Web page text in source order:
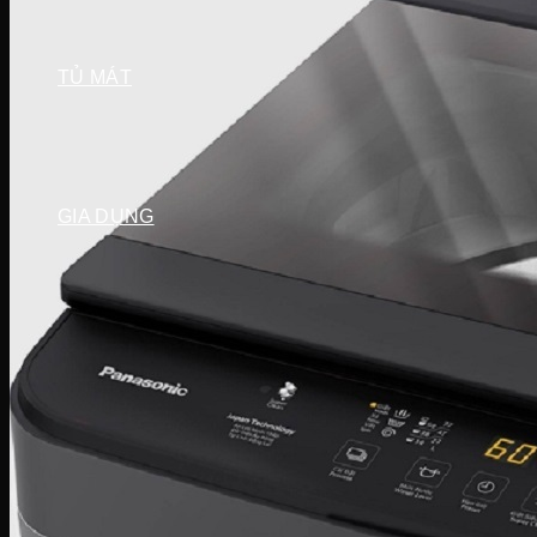
Tủ mát Hòa Phát
Tủ mát Alaska
Tủ mát Sanaky
Tủ mát Darling
GIA DỤNG
Sản phẩm mùa vụ
Quạt điều hòa
Máy hút ẩm
Đèn sưởi
Bình tắm nóng lạnh
Thiết bị gia đình
Máy lọc nước
Cây nước
Ấm siêu tốc